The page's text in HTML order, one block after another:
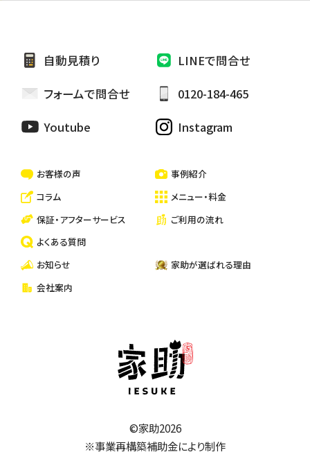
雨樋修繕/つまり
カーテン取り替け
ハウスクリーニング
一戸建て・マンション・アパートの清掃
ペットのお世話・散歩代行
自動見積り
LINEで問合せ
フォームで問合せ
0120-184-465
Youtube
Instagram
お客様の声
事例紹介
コラム
メニュー・料金
保証・アフターサービス
ご利用の流れ
よくある質問
お知らせ
家助が選ばれる理由
会社案内
©家助2026
※事業再構築補助金により制作